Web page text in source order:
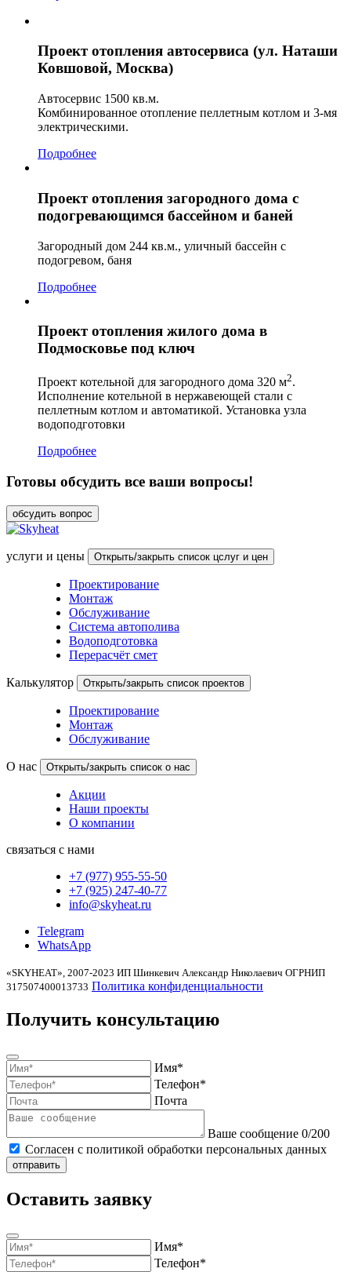
Проект отопления автосервиса (ул. Наташи
Ковшовой, Москва)
Автосервис 1500 кв.м.
Комбинированное отопление пеллетным котлом и 3-мя
электрическими.
Подробнее
Проект отопления загородного дома с
подогревающимся бассейном и баней
Загородный дом 244 кв.м., уличный бассейн с
подогревом, баня
Подробнее
Проект отопления жилого дома в
Подмосковье под ключ
Проект котельной для загородного дома 320 м2.
Исполнение котельной в нержавеющей стали с
пеллетным котлом и автоматикой. Установка узла
водоподготовки
Подробнее
Готовы обсудить все ваши вопросы!
обсудить вопрос
услуги и цены Открыть/закрыть список цслуг и цен
Проектирование
Монтаж
Обслуживание
Система автополива
Водоподготовка
Перерасчёт смет
Калькулятор Открыть/закрыть список проектов
Проектирование
Монтаж
Обслуживание
О нас Открыть/закрыть список о нас
Акции
Наши проекты
О компании
связаться с нами
+7 (977) 955-55-50
+7 (925) 247-40-77
info@skyheat.ru
Telegram
WhatsApp
«SKYHEAT», 2007-2023 ИП Шинкевич Александр Николаевич ОГРНИП
317507400013733 Политика конфиденциальности
Получить консультацию
Имя*
Телефон*
Почта
Ваше сообщение 0/200
Согласен с политикой обработки персональных данных
отправить
Оставить заявку
Имя*
Телефон*